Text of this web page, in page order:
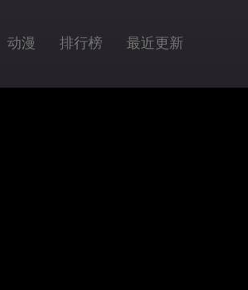
动漫 排行榜 最近更新